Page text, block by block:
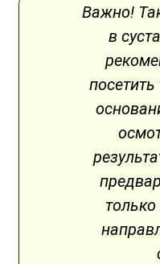
Важно!
в